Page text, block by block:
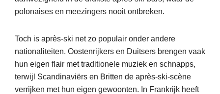
polonaises en meezingers nooit ontbreken.
Toch is après-ski net zo populair onder andere
nationaliteiten. Oostenrijkers en Duitsers brengen vaak
hun eigen flair met traditionele muziek en schnapps,
terwijl Scandinaviërs en Britten de après-ski-scène
verrijken met hun eigen gewoonten. In Frankrijk heeft